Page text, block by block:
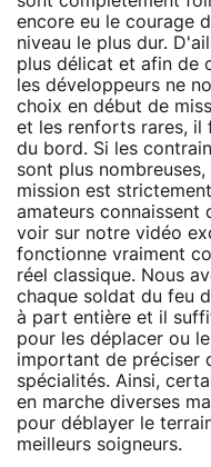
encore eu le courage
niveau le plus dur.
plus délicat et afin de
les développeurs ne
choix en début de
et les renforts rares, il
du bord. Si les
sont plus
mission est
amateurs connaissent
voir sur notre vidéo
fonctionne vraiment
réel classique. Nous
chaque soldat du feu
à part entière et il
pour les déplacer ou
important de préciser
spécialités. Ainsi,
en marche diverses
pour déblayer le
meilleurs soigneurs.